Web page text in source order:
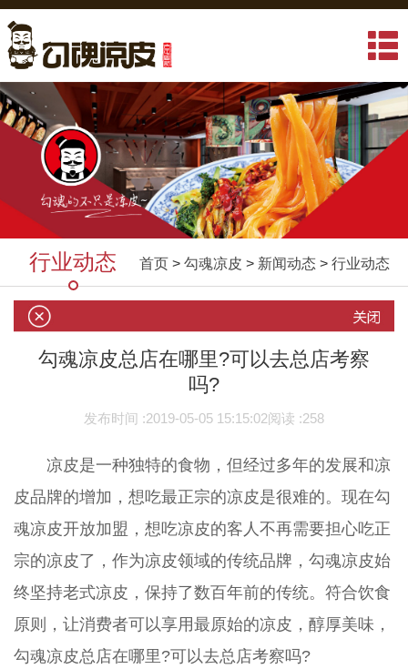
行业动态 首页 > 勾魂凉皮 > 新闻动态 > 行业动态
勾魂凉皮总店在哪里?可以去总店考察
吗?
发布时间 :2019-05-05 15:15:02阅读 :258
凉皮是一种独特的食物，但经过多年的发展和凉
皮品牌的增加，想吃最正宗的凉皮是很难的。现在勾
魂凉皮开放加盟，想吃凉皮的客人不再需要担心吃正
宗的凉皮了，作为凉皮领域的传统品牌，勾魂凉皮始
终坚持老式凉皮，保持了数百年前的传统。符合饮食
原则，让消费者可以享用最原始的凉皮，醇厚美味，
勾魂凉皮总店在哪里?可以去总店考察吗?